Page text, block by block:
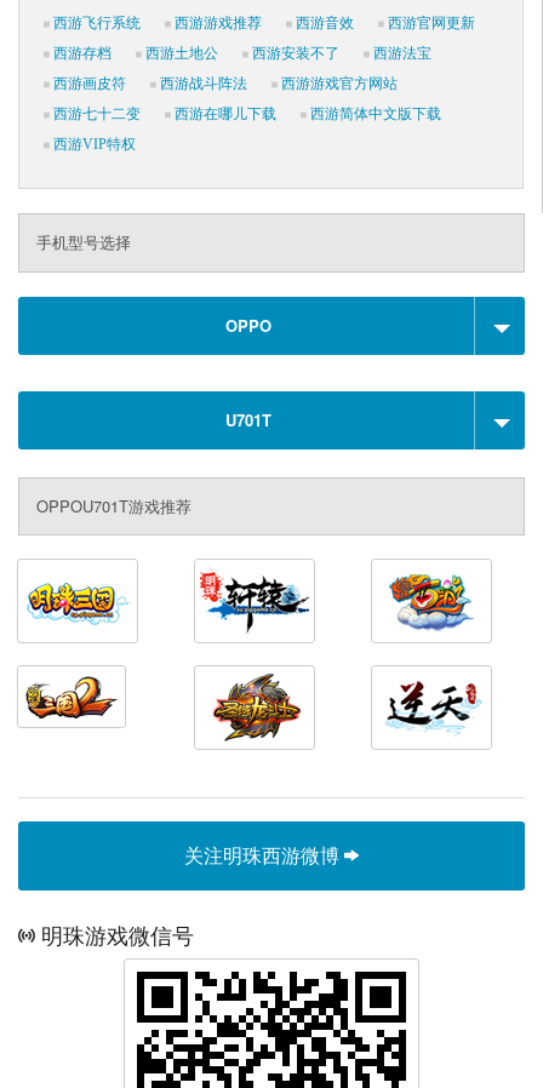
西游飞行系统 西游游戏推荐 西游音效
西游官网更新
西游存档
西游土地公 西游安装不了
西游法宝
西游画皮符
西游战斗阵法
西游游戏官方网站
西游七十二变
西游在哪儿下载
西游简体中文版下载
西游VIP特权
手机型号选择
OPPO
U701T
OPPOU701T游戏推荐
关注明珠西游微博
明珠游戏微信号